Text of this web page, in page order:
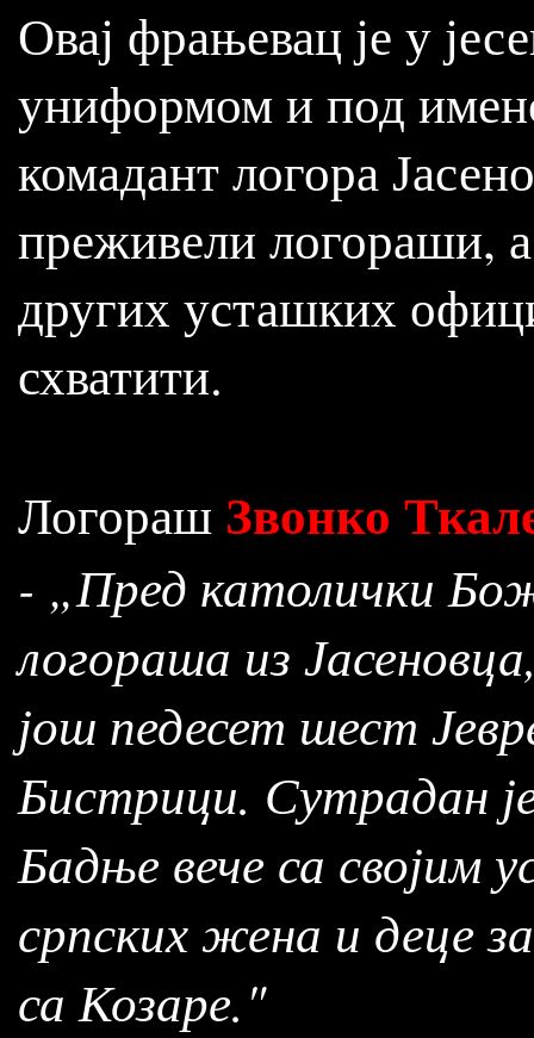
Овај фрањевац је у
униформом и под
комадант логора
преживели логораши, а
других усташких
схватити.
Логораш Звонко
- „Пред католички
логораша из
још педесет шест
Бистрици. Сутрадан
Бадње вече са својим
српских жена и деце
са Козаре."